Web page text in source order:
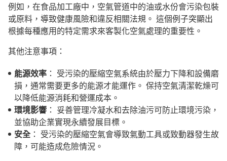
例如，在食品加工廠中，空氣管道中的油或水份會污染包裝
或原料，導致健康風險和違反相關法規。 這個例子突顯出
根據每種應用的特定需求來客製化空氣處理的重要性。
其他注意事項：
能源效率 ： 受污染的壓縮空氣系統由於壓力下降和設備磨
損，通常需要更多的能源才能運作。 保持空氣清潔乾燥可
以降低能源消耗和營運成本。
環境影響 ： 妥善管理冷凝水和去除油污可防止環境污染，
並協助企業實現永續發展目標。
安全 ： 受污染的壓縮空氣會導致氣動工具或致動器發生故
障，可能造成危險情況。